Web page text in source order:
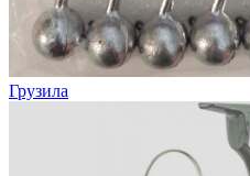
Грузила